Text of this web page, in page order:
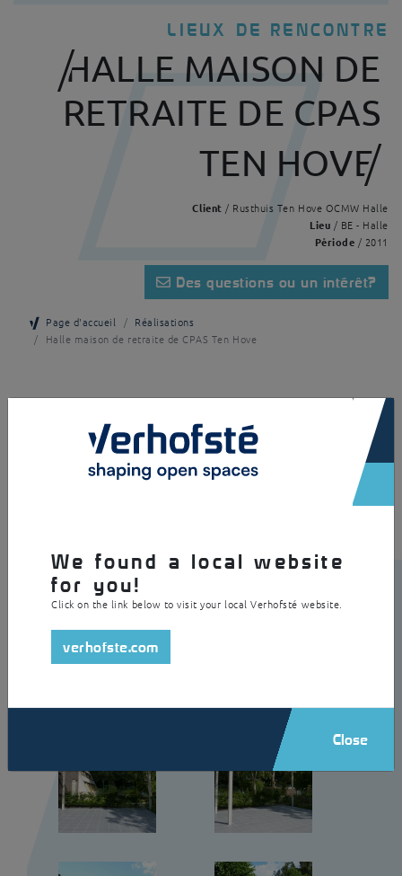
LIEUX DE RENCONTRE
HALLE MAISON DE
RETRAITE DE CPAS
TEN HOVE
Client / Rusthuis Ten Hove OCMW Halle
Lieu / BE - Halle
Période / 2011
Des questions ou un intérêt?
Page d'accueil
Réalisations
Halle maison de retraite de CPAS Ten Hove
estival. L’auvent est en acier galvanisé et peint par poudrage avec un
toit en caillebotis soudé par pressage. Cela crée une sensation
d’espace. L’auvent est autoportant et a un aspect élégant et raffiné.
×
We found a local website
for you!
Click on the link below to visit your local Verhofsté website.
verhofste.com
Close